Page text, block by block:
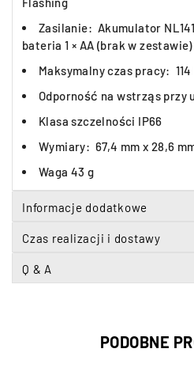
Zasilanie: Akumulator
bateria 1 × AA (brak w zestawie)
Maksymalny czas pracy: 114
Odporność na wstrząs przy
Klasa szczelności IP66
Wymiary: 67,4 mm x 28,6
Waga 43 g
Informacje dodatkowe
Czas realizacji i dostawy
Q & A
PODOBNE